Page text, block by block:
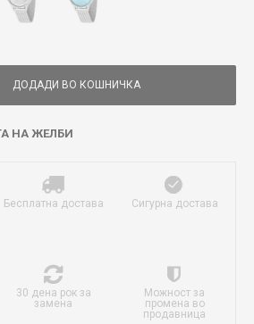
ДОДАДИ ВО КОШНИЧКА
НА ЖЕЛБИ
Бесплатна достава Сигурна достава
30 дена рок за
замена
Можност за
промена во
продавница